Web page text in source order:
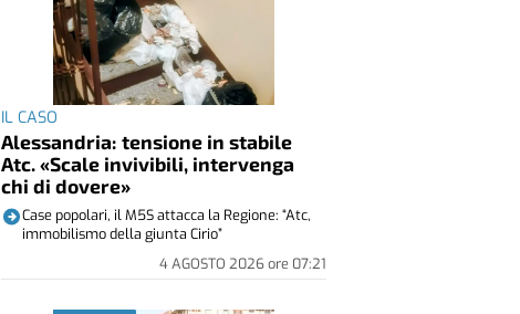
IL CASO
Alessandria: tensione in stabile
Atc. «Scale invivibili, intervenga
chi di dovere»
4 AGOSTO 2026ore 07:21
Case popolari, il M5S attacca la Regione: “Atc,
immobilismo della giunta Cirio”